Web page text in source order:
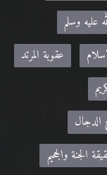
عليه وسلم
عقوبة المرتد
الدجال
الجنة والجحيم